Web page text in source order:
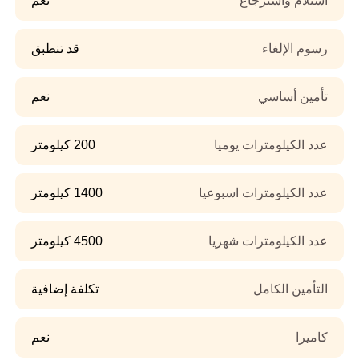
رسوم الإلغاء قد تنطبق
تأمين أساسي نعم
عدد الكيلومترات يوميا 200 كيلومتر
عدد الكيلومترات اسبوعيا 1400 كيلومتر
عدد الكيلومترات شهريا 4500 كيلومتر
التأمين الكامل تكلفة إضافية
كاميرا نعم